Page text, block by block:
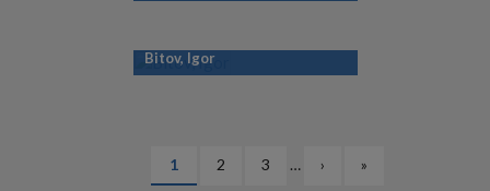
Bitov, Igor
Eesolev
leht
1 Lehekülg
2 Lehekülg
3 …
Järgmine
›
Viimane
»